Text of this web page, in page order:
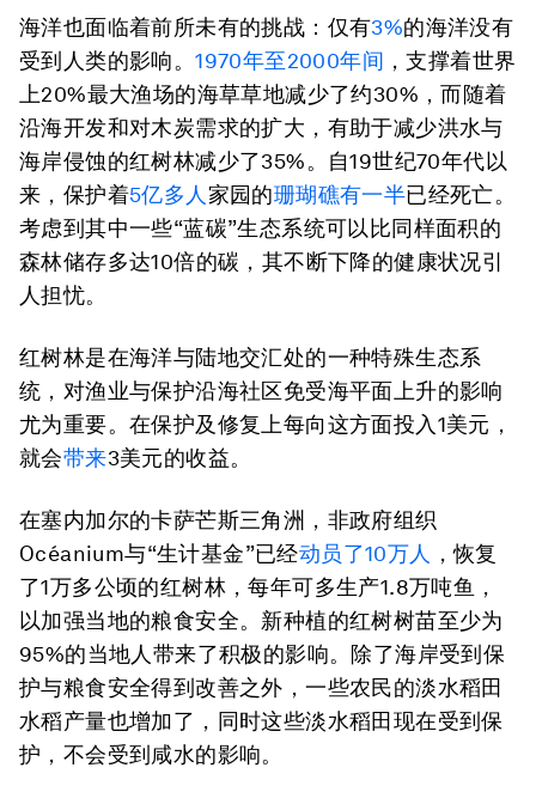
海洋也面临着前所未有的挑战：仅有3%的海洋没有
受到人类的影响。1970年至2000年间 ，支撑着世界
上20%最大渔场的海草草地减少了约30%，而随着
沿海开发和对木炭需求的扩大，有助于减少洪水与
海岸侵蚀的红树林减少了35%。自19世纪70年代以
来，保护着5亿多人 家园的珊瑚礁有一半已经死亡。
考虑到其中一些“蓝碳”生态系统可以比同样面积的
森林储存多达10倍的碳，其不断下降的健康状况引
人担忧。
红树林是在海洋与陆地交汇处的一种特殊生态系
统，对渔业与保护沿海社区免受海平面上升的影响
尤为重要。在保护及修复上每向这方面投入1美元，
就会带来3美元的收益。
在塞内加尔的卡萨芒斯三角洲，非政府组织
Océanium与“生计基金”已经动员了10万人
，恢复
了1万多公顷的红树林，每年可多生产1.8万吨鱼，
以加强当地的粮食安全。新种植的红树树苗至少为
95%的当地人带来了积极的影响。除了海岸受到保
护与粮食安全得到改善之外，一些农民的淡水稻田
水稻产量也增加了，同时这些淡水稻田现在受到保
护，不会受到咸水的影响。